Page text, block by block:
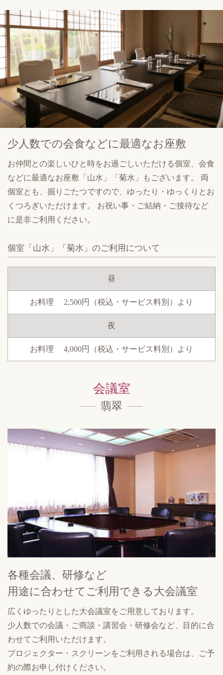
少人数での会食などに最適なお座敷
お仲間との楽しいひと時をお過ごしいただける個室、会食
などに最適なお座敷「山水」「菊水」もございます。 両
個室とも、掘りごたつですので、ゆったり・ゆっくりとお
くつろぎいただけます。 お祝い事・ご結納・ご接待など
に是非ご利用ください。
個室「山水」「菊水」のご利用について
昼
お料理 2,500円 （税込・サービス料別）より
夜
お料理 4,000円 （税込・サービス料別）より
会議室
翡翠
各種会議、研修など
用途に合わせてご利用できる 大会議室
広くゆったりとした大会議室をご用意しております。
少人数での会議・ご商談・講習会・研修会など、目的に合
わせてご利用いただけます。
プロジェクター・スクリーンをご利用される場合は、ご予
約の際お申し付けください。